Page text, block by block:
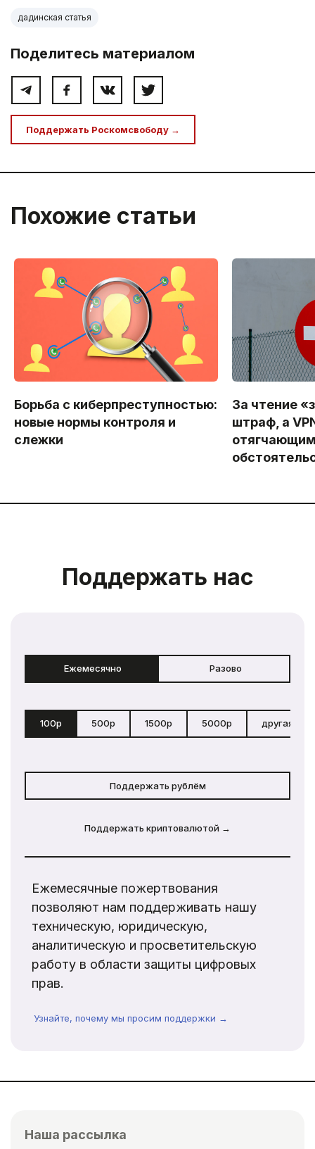
дадинская статья
Поделитесь материалом
Поддержать Роскомсвободу →
Похожие статьи
Борьба с киберпреступностью:
новые нормы контроля и
слежки
За чтение
штраф, а
Поддержать нас
Ежемесячно Разово
100р 500р 1500р 5000р другая
Поддержать рублём
Поддержать криптовалютой →
Ежемесячные пожертвования
позволяют нам поддерживать нашу
техническую, юридическую,
аналитическую и просветительскую
работу в области защиты цифровых
прав.
Узнайте, почему мы просим поддержки →
Наша рассылка